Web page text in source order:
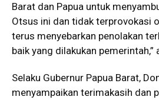
Barat dan Papua untuk
Otsus ini dan tidak terprovokasi
terus menyebarkan penolakan
baik yang dilakukan
Selaku Gubernur Papua Barat,
menyampaikan terimakasih dan